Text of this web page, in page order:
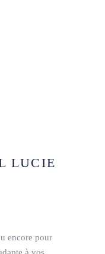
LUCIE
encore pour